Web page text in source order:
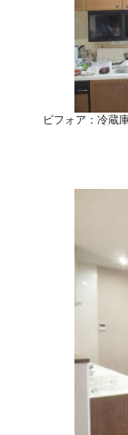
ビフォア：冷蔵